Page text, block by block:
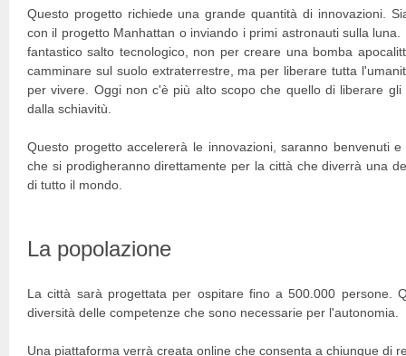
Questo progetto richiede una grande quantità di innovazioni.
con il progetto Manhattan o inviando i primi astronauti sulla
fantastico salto tecnologico, non per creare una bomba
camminare sul suolo extraterrestre, ma per liberare tutta
per vivere. Oggi non c'è più alto scopo che quello di liberare
dalla schiavitù.
Questo progetto accelererà le innovazioni, saranno benvenuti
che si prodigheranno direttamente per la città che diverrà una
di tutto il mondo.
La popolazione
La città sarà progettata per ospitare fino a 500.000 persone.
diversità delle competenze che sono necessarie per l'autonomia.
Una piattaforma verrà creata online che consenta a chiunque di